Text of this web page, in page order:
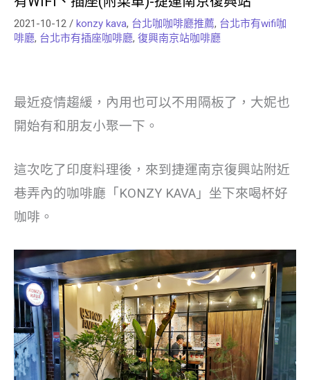
2021-10-12 / konzy kava, 台北咖咖啡廳推薦, 台北市有wifi咖
啡廳, 台北市有插座咖啡廳, 復興南京站咖啡廳
最近疫情趨緩，內用也可以不用隔板了，大妮也
開始有和朋友小聚一下。
這次吃了印度料理後，來到捷運南京復興站附近
巷弄內的咖啡廳「KONZY KAVA」坐下來喝杯好
咖啡。